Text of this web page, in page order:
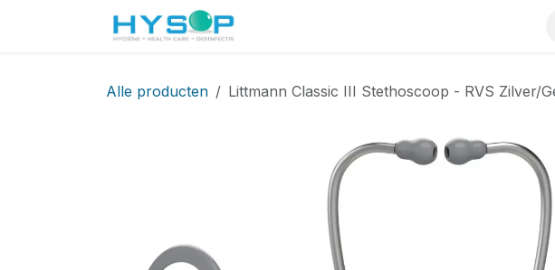
Alle producten Littmann Classic III Stethoscoop - RVS Zilver/